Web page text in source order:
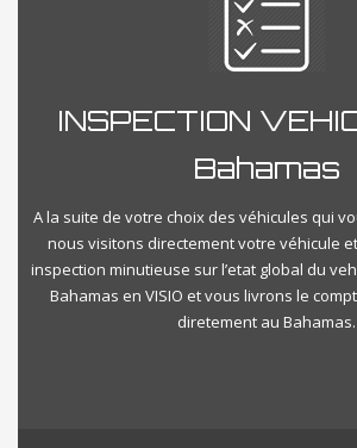
INSPECTION
Bahamas
A la suite de votre choix des véhicules qui
nous visitons directement votre véhicule
inspection minutieuse sur l’etat global du
Bahamas en VISIO et vous livrons le
diretement au Bahamas.